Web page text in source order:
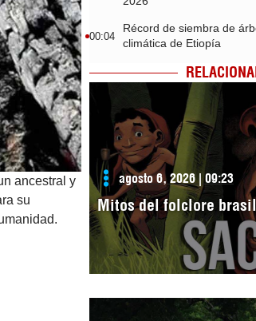
ancestral y
su
00:04
Récord de siembra de
climática de Etiopía
agosto 6, 2026 | 09:23
Mitos del folclore